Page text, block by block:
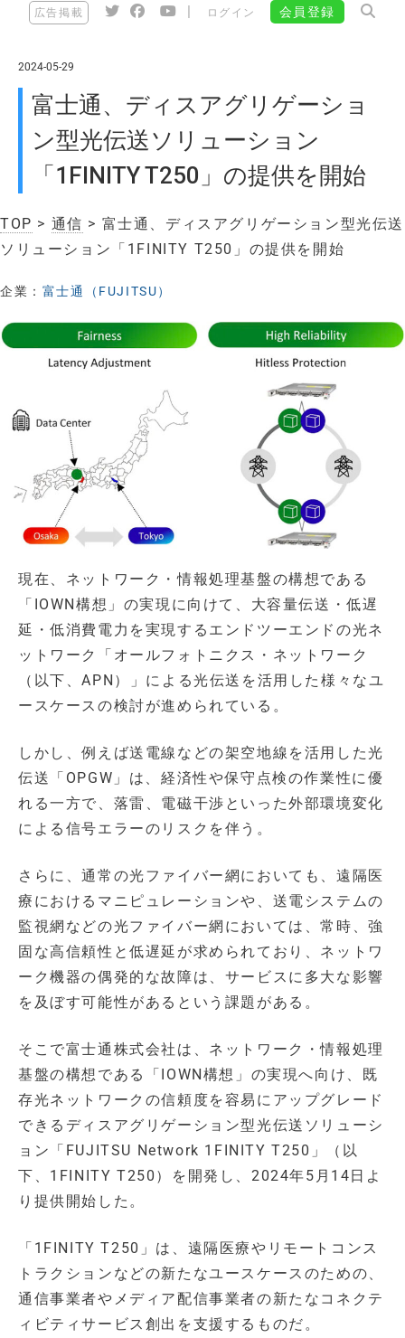
広告掲載 ログイン 会員登録
2024-05-29
富士通、ディスアグリゲーショ
ン型光伝送ソリューション
「1FINITY T250」の提供を開始
TOP > 通信 > 富士通、ディスアグリゲーション型光伝送
ソリューション「1FINITY T250」の提供を開始
企業： 富士通（FUJITSU）
現在、ネットワーク・情報処理基盤の構想である
「IOWN構想」の実現に向けて、大容量伝送・低遅
延・低消費電力を実現するエンドツーエンドの光ネ
ットワーク「オールフォトニクス・ネットワーク
（以下、APN）」による光伝送を活用した様々なユ
ースケースの検討が進められている。
しかし、例えば送電線などの架空地線を活用した光
伝送「OPGW」は、経済性や保守点検の作業性に優
れる一方で、落雷、電磁干渉といった外部環境変化
による信号エラーのリスクを伴う。
さらに、通常の光ファイバー網においても、遠隔医
療におけるマニピュレーションや、送電システムの
監視網などの光ファイバー網においては、常時、強
固な高信頼性と低遅延が求められており、ネットワ
ーク機器の偶発的な故障は、サービスに多大な影響
を及ぼす可能性があるという課題がある。
そこで富士通株式会社は、ネットワーク・情報処理
基盤の構想である「IOWN構想」の実現へ向け、既
存光ネットワークの信頼度を容易にアップグレード
できるディスアグリゲーション型光伝送ソリューシ
ョン「FUJITSU Network 1FINITY T250」（以
下、1FINITY T250）を開発し、2024年5月14日よ
り提供開始した。
「1FINITY T250」は、遠隔医療やリモートコンス
トラクションなどの新たなユースケースのための、
通信事業者やメディア配信事業者の新たなコネクテ
ィビティサービス創出を支援するものだ。